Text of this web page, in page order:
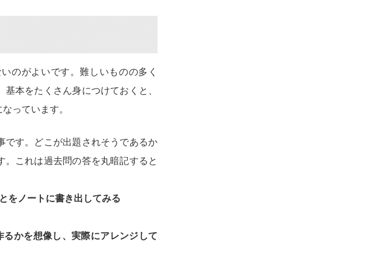
のがよいです。難しいものの多く
本をたくさん身につけておくと、
っています。
です。どこが出題されそうであるか
これは過去問の答を丸暗記すると
をノートに書き出してみる
るかを想像し、実際にアレンジして